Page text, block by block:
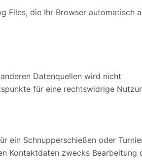
Files, die Ihr Browser automatisch
Datenquellen wird nicht
für eine rechtswidrige
ein Schnupperschießen oder
Kontaktdaten zwecks Bearbeitung